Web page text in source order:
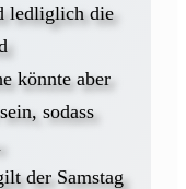
ledliglich die
könnte aber
sodass
der Samstag